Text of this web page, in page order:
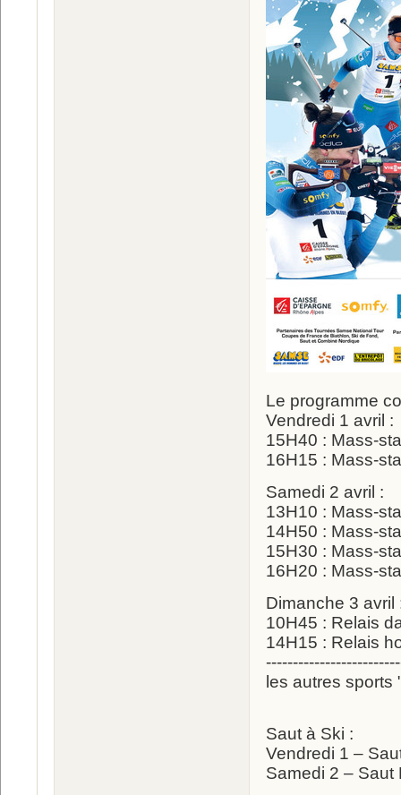
Le programme
Vendredi 1 avril :
15H40 : Mass-
16H15 : Mass-
Samedi 2 avril :
13H10 : Mass-
14H50 : Mass-
15H30 : Mass-
16H20 : Mass-
Dimanche 3 avril
10H45 : Relais
14H15 : Relais
les autres sports
Saut à Ski :
Vendredi 1 –
Samedi 2 – Saut